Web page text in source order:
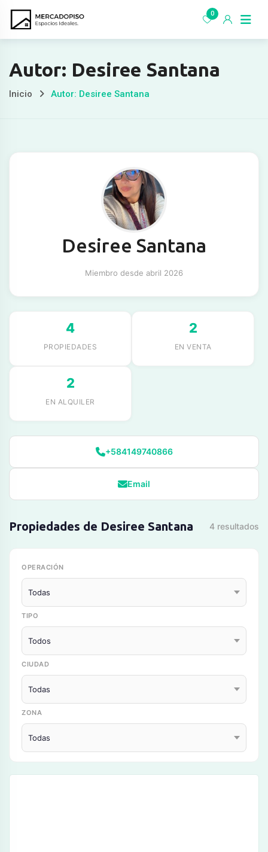
0
Autor: Desiree Santana
Inicio Autor: Desiree Santana
Desiree Santana
Miembro desde abril 2026
4
PROPIEDADES
2
EN VENTA
2
EN ALQUILER
+584149740866
Email
Propiedades de Desiree Santana 4 resultados
OPERACIÓN
TIPO
CIUDAD
ZONA